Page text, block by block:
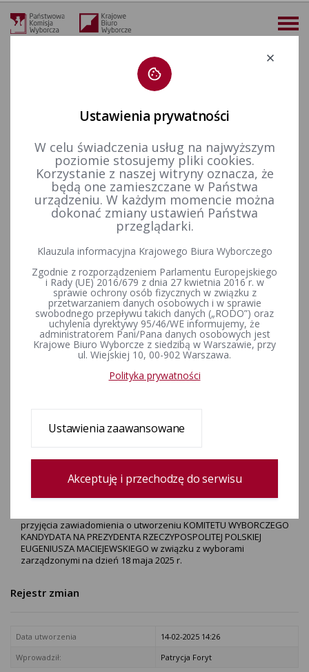
Deklaracja dostępności
więcej
Prawo wyborcze Uchwały PKW 2025 r. Uchwała nr 81/2025 PKW z dnia 14 lutego 2025 r. w sprawie przyjęcia zawiadomienia o utworzeniu KOMITETU WYBORCZEGO KANDYDATA NA PREZYDENTA RZECZYPOSPOLITEJ POLSKIEJ EUGENIUSZA MACIEJEWSKIEGO w związku z wyborami zarządzonymi na dzień 18 maja 2025 r.
Uchwała nr 81/2025 PKW z
dnia 14 lutego 2025 r. w
sprawie przyjęcia
zawiadomienia o utworzeniu
KOMITETU WYBORCZEGO
KANDYDATA NA PREZYDENTA
RZECZYPOSPOLITEJ POLSKIEJ
EUGENIUSZA
wyborami zarządzonymi na
dzień 18 maja 2025 r.
ZAŁĄCZNIKI
przyjęcia zawiadomienia o utworzeniu KOMITETU WYBORCZEGO
KANDYDATA NA PREZYDENTA RZECZYPOSPOLITEJ POLSKIEJ
EUGENIUSZA MACIEJEWSKIEGO w związku z wyborami
zarządzonymi na dzień 18 maja 2025 r.
Rejestr zmian
Data utworzenia
14-02-2025 14:26
Wprowadził:
Patrycja Foryt
Ustawienia prywatności
W celu świadczenia usług na najwyższym
poziomie stosujemy pliki cookies.
Korzystanie z naszej witryny oznacza, że
będą one zamieszczane w Państwa
urządzeniu. W każdym momencie można
dokonać zmiany ustawień Państwa
przeglądarki.
Klauzula informacyjna Krajowego Biura Wyborczego
Zgodnie z rozporządzeniem Parlamentu Europejskiego
i Rady (UE) 2016/679 z dnia 27 kwietnia 2016 r. w
sprawie ochrony osób fizycznych w związku z
przetwarzaniem danych osobowych i w sprawie
swobodnego przepływu takich danych („RODO”) oraz
uchylenia dyrektywy 95/46/WE informujemy, że
administratorem Pani/Pana danych osobowych jest
Krajowe Biuro Wyborcze z siedzibą w Warszawie, przy
ul. Wiejskiej 10, 00-902 Warszawa.
Polityka prywatności
Ustawienia zaawansowane
Akceptuję i przechodzę do serwisu